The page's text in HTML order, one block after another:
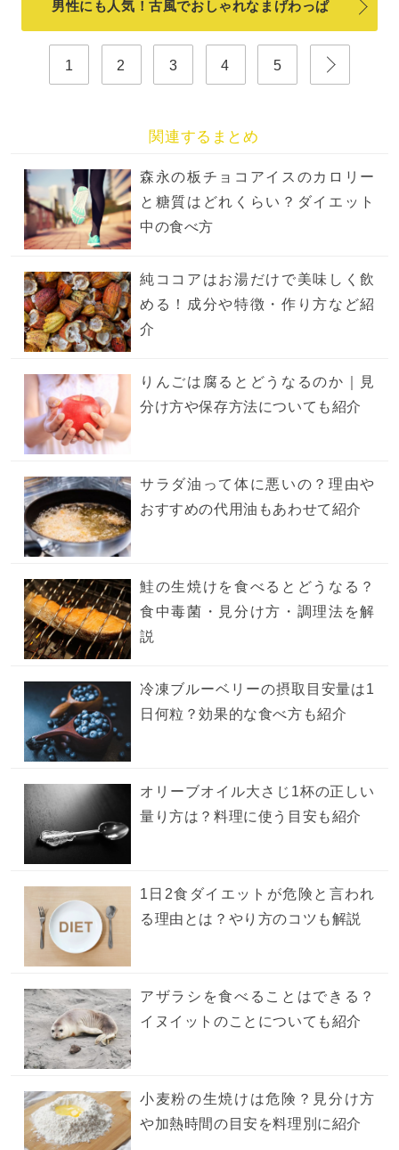
男性にも人気！古風でおしゃれなまげわっぱ
1 2 3 4 5
関連するまとめ
森永の板チョコアイスのカロリー
と糖質はどれくらい？ダイエット
中の食べ方
純ココアはお湯だけで美味しく飲
める！成分や特徴・作り方など紹
介
りんごは腐るとどうなるのか｜見
分け方や保存方法についても紹介
サラダ油って体に悪いの？理由や
おすすめの代用油もあわせて紹介
鮭の生焼けを食べるとどうなる？
食中毒菌・見分け方・調理法を解
説
冷凍ブルーベリーの摂取目安量は1
日何粒？効果的な食べ方も紹介
オリーブオイル大さじ1杯の正しい
量り方は？料理に使う目安も紹介
1日2食ダイエットが危険と言われ
る理由とは？やり方のコツも解説
アザラシを食べることはできる？
イヌイットのことについても紹介
小麦粉の生焼けは危険？見分け方
や加熱時間の目安を料理別に紹介